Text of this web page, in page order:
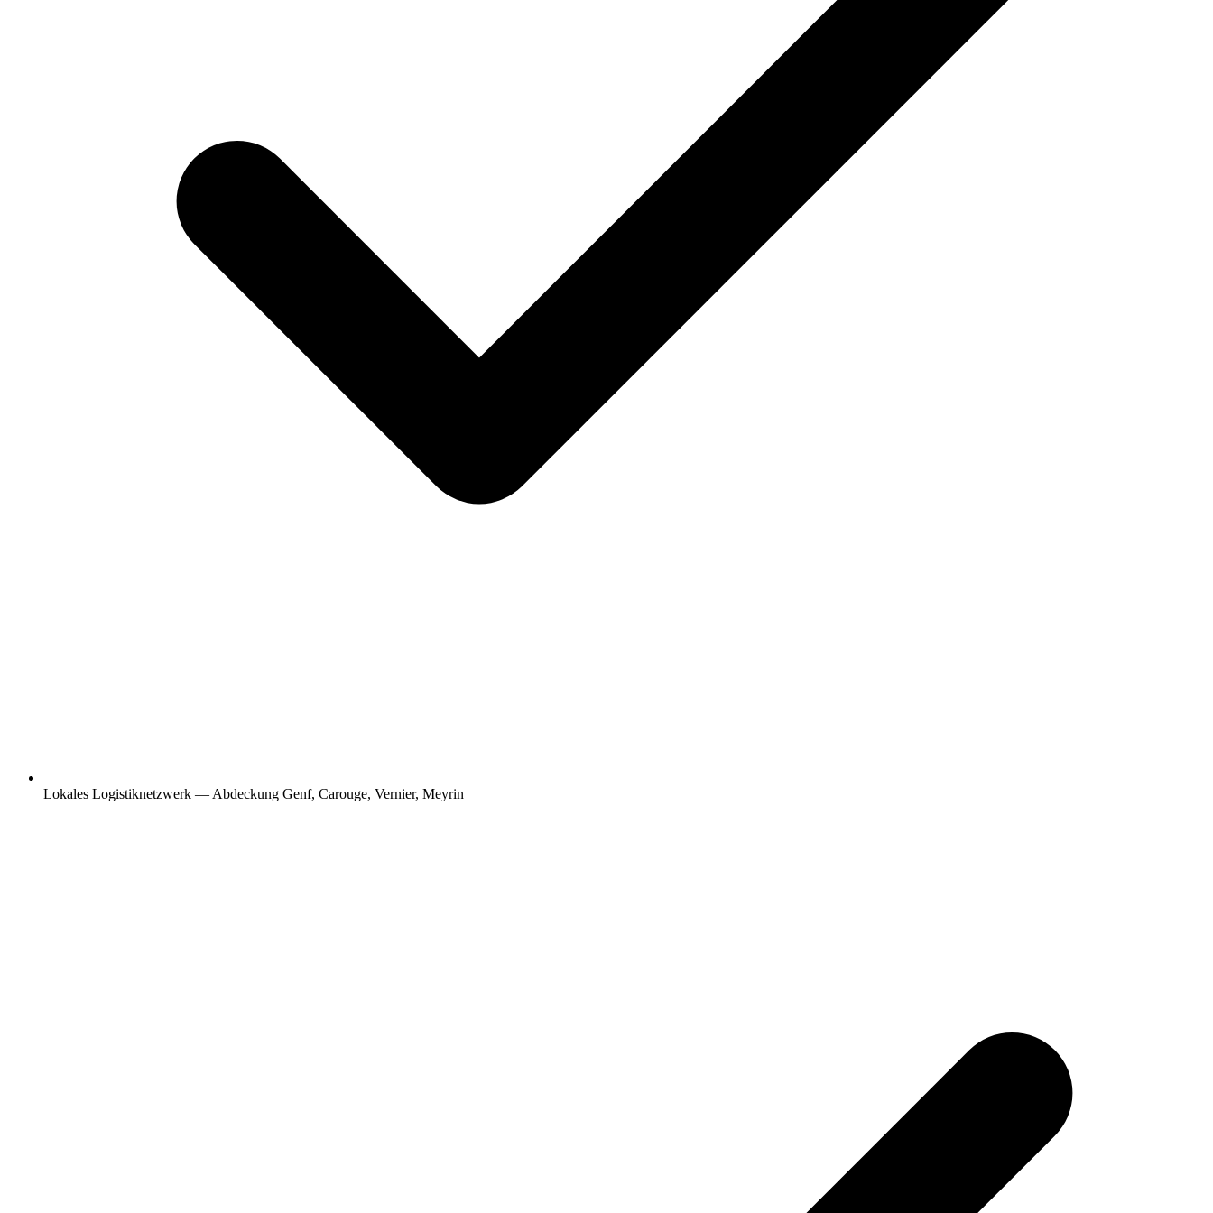
Lokales Logistiknetzwerk — Abdeckung Genf, Carouge, Vernier, Meyrin